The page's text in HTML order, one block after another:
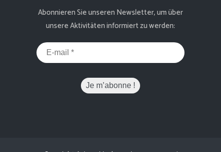
Abonnieren Sie unseren Newsletter, um über
unsere Aktivitäten informiert zu werden: